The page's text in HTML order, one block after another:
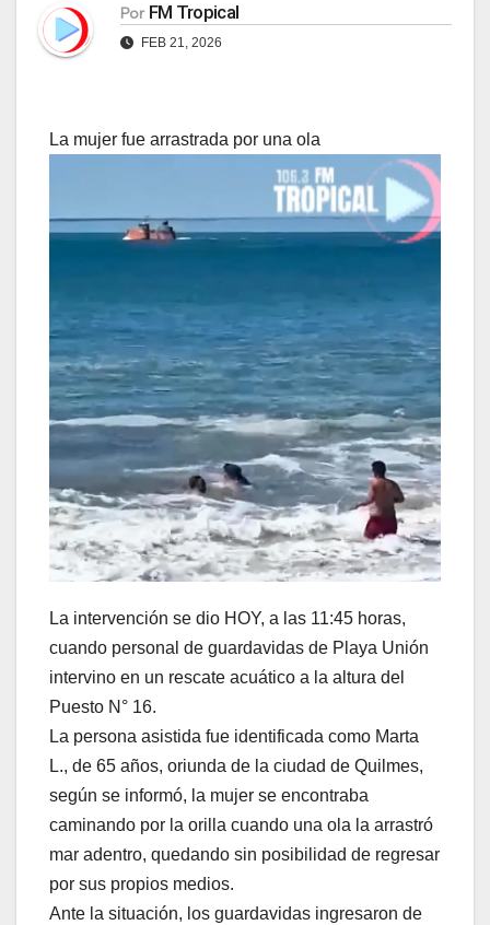
Por FM Tropical
FEB 21, 2026
La mujer fue arrastrada por una ola
La intervención se dio HOY, a las 11:45 horas,
cuando personal de guardavidas de Playa Unión
intervino en un rescate acuático a la altura del
Puesto N° 16.
La persona asistida fue identificada como Marta
L., de 65 años, oriunda de la ciudad de Quilmes,
según se informó, la mujer se encontraba
caminando por la orilla cuando una ola la arrastró
mar adentro, quedando sin posibilidad de regresar
por sus propios medios.
Ante la situación, los guardavidas ingresaron de